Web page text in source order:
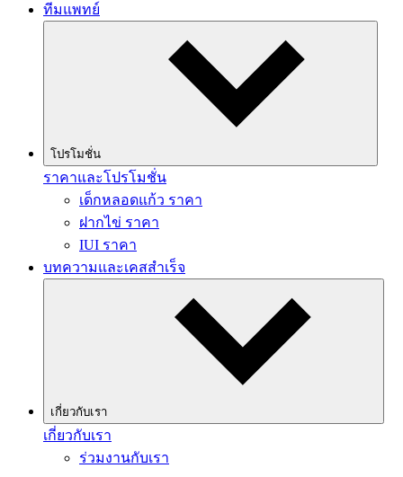
ทีมแพทย์
โปรโมชั่น
ราคาและโปรโมชั่น
เด็กหลอดแก้ว ราคา
ฝากไข่ ราคา
IUI ราคา
บทความและเคสสำเร็จ
เกี่ยวกับเรา
เกี่ยวกับเรา
ร่วมงานกับเรา